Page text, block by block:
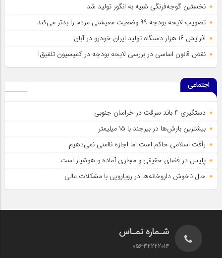
نخستین گوجه‌فرنگی شبیه به انگور تولید شد
تصویب لایحه بودجه 99 وضعیت معیشتی مردم را بدتر می‌کند
افزایش 16 هزار دستگاه تولید ایران خودرو در آبان
نقض قانون اساسی در بررسی لایحه بودجه در کمیسیون تلفیق!
اجتماعی
دستگیری 4 باند سرقت در خراسان جنوبی
بیشترین بارش‌ها در بیرجند با ۱۵ میلیمتر
رأفت اسلامی حاکم است اما اجازه ناامنی نمی‌دهیم
پلیس در فضای حقیقی و مجازی آماده و هوشیار است
حال ناخوش داروخانه‌ها در رویارویی با مشکلات مالی
شـماره تمـاس
056-32222014